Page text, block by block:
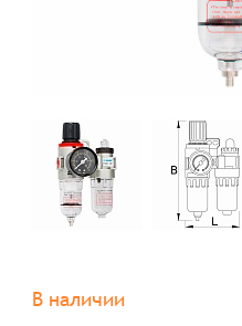
В наличии